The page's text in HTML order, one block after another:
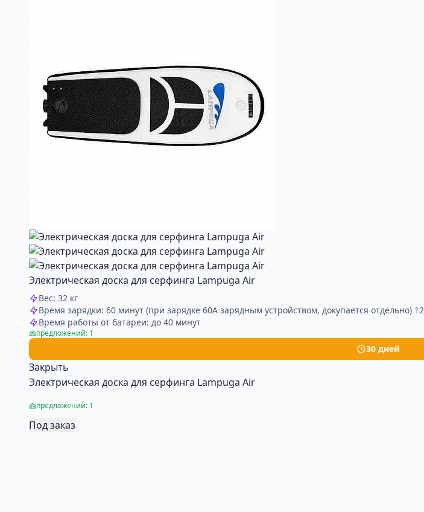
Электрическая доска для серфинга Lampuga Air
Вес: 32 кг
Время зарядки: 60 минут (при зарядке 60А зарядным устройством, докупается отдельно)
Время работы от батареи: до 40 минут
предложений: 1
30 дней
Закрыть
Электрическая доска для серфинга Lampuga Air
предложений: 1
Под заказ